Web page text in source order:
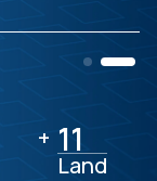
+ 11
11
Land